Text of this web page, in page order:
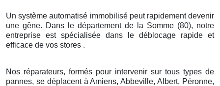
Un système automatisé immobilisé peut rapidement devenir
une gêne. Dans le département de la Somme (80), notre
entreprise est spécialisée dans le déblocage rapide et
efficace de vos stores .
Nos réparateurs, formés pour intervenir sur tous types de
pannes, se déplacent à Amiens, Abbeville, Albert, Péronne,